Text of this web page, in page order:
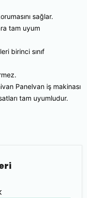
sağlar.
tam uyum
birinci sınıf
Panelvan iş makinası
tam uyumludur.